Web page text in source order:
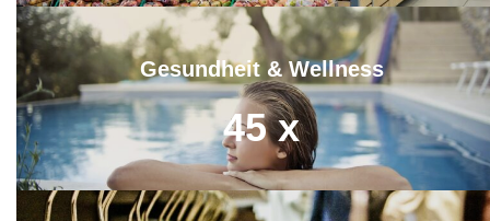
Gesundheit & Wellness
45 x